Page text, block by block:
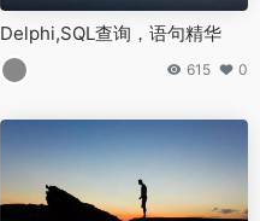
Delphi,SQL查询，语句精华
615 0